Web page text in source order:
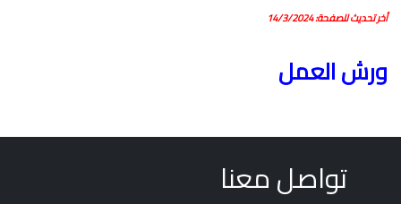
أخر تحديث للصفحة: 14/3/2024
ورش العمل
تواصل معنا